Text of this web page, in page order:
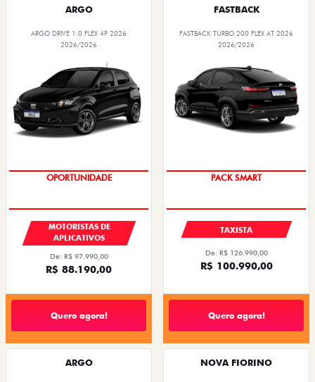
ARGO
ARGO DRIVE 1.0 FLEX 4P 2026
2026/2026
OPORTUNIDADE
MOTORISTAS DE
APLICATIVOS
De: R$ 97.990,00
R$ 88.190,00
Quero agora!
FASTBACK
FASTBACK TURBO 200 FLEX AT 2026
2026/2026
PACK SMART
TAXISTA
De: R$ 126.990,00
R$ 100.990,00
Quero agora!
ARGO NOVA FIORINO